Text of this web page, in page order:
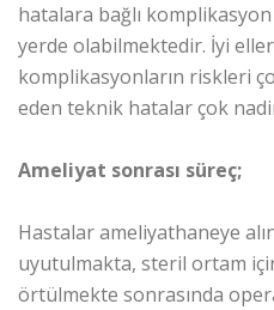
hatalara bağlı komplikasyon
yerde olabilmektedir. İyi
komplikasyonların riskleri
eden teknik hatalar çok
Ameliyat sonrası süreç;
Hastalar ameliyathaneye
uyutulmakta, steril ortam
örtülmekte sonrasında